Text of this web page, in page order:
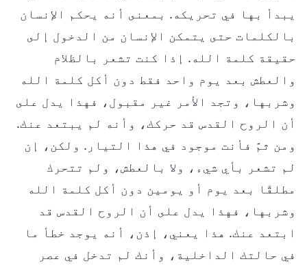
يبدأ بها في تحريكه. بمعنى أنه يحكم الإنسان
بالكلمات حتى يتمكن الإنسان من الدخول إلى
حقيقة كلمة الله. إذا كنت تشعر بالظلام
والعطش بعد يوم واحد فقط دون أكل كلمة الله
وشربها، وتجد الأمر غير مقبول، فهذا يدل على
أن الروح القدس قد حركك، وأنه لم يبتعد عنك.
ومن ثمَّ فأنت موجود في هذا التيار. ولكن، إن
لم تشعر بأي شيء، ولا بالعطش، ولم تتحرك
مطلقًا بعد يوم أو يومين دون أكل كلمة الله
وشربها، فهذا يدل على أن الروح القدس قد
ابتعد عنك. هذا يعني، إذن، أنه يوجد خطأ ما
في حالتك الداخلية، وأنك لم تدخل في عصر